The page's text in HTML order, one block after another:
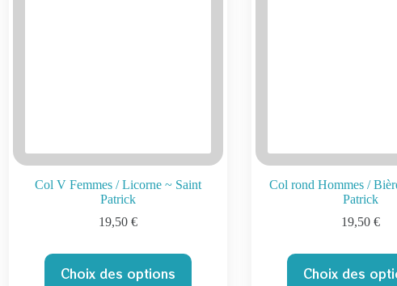
Col V Femmes / Licorne ~ Saint
Patrick
19,50 €
Choix des options
produit
Col rond Hommes /
Patrick
19,50 €
Choix desproduit